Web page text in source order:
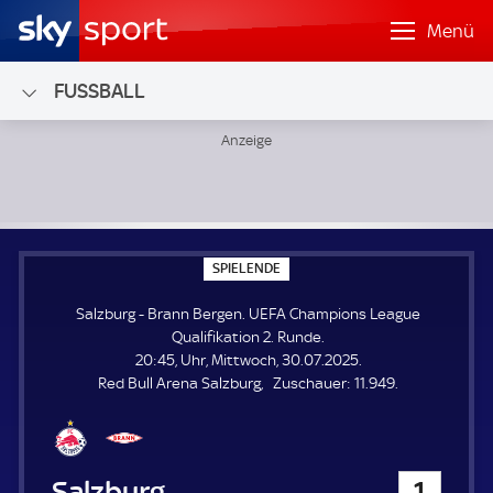
Menü
FUSSBALL
SPIELENDE
P
E
L
E
N
D
E
Salzburg - Brann Bergen. UEFA Champions League
Qualifikation 2. Runde.
20:45, Uhr, Mittwoch, 30.07.2025.
Red Bull Arena Salzburg
Zuschauer: Z
11.949.